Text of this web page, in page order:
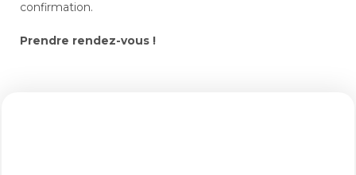
confirmation.
Prendre rendez-vous !